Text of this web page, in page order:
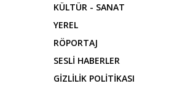
KÜLTÜR - SANAT
YEREL
RÖPORTAJ
SESLİ HABERLER
GİZLİLİK POLİTİKASI